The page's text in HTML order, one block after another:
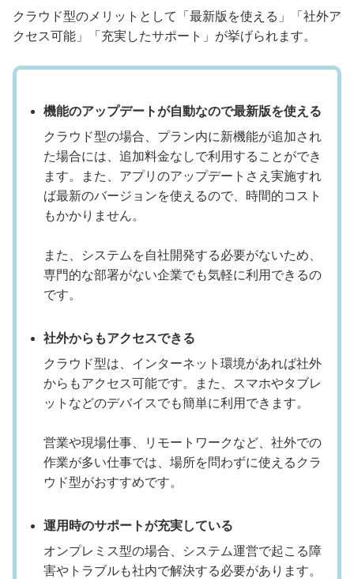
クラウド型のメリットとして「最新版を使える」「社外ア
クセス可能」「充実したサポート」が挙げられます。
機能のアップデートが自動なので最新版を使える
クラウド型の場合、プラン内に新機能が追加され
た場合には、追加料金なしで利用することができ
ます。また、アプリのアップデートさえ実施すれ
ば最新のバージョンを使えるので、時間的コスト
もかかりません。
また、システムを自社開発する必要がないため、
専門的な部署がない企業でも気軽に利用できるの
です。
社外からもアクセスできる
クラウド型は、インターネット環境があれば社外
からもアクセス可能です。また、スマホやタブレ
ットなどのデバイスでも簡単に利用できます。
営業や現場仕事、リモートワークなど、社外での
作業が多い仕事では、場所を問わずに使えるクラ
ウド型がおすすめです。
運用時のサポートが充実している
オンプレミス型の場合、システム運営で起こる障
害やトラブルも社内で解決する必要があります。